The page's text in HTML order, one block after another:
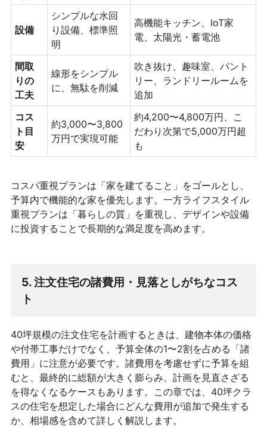
設備
シンプルな水回
り設備、標準照
明
高機能キッチン、IoT家
電、太陽光・蓄電池
間取
りの
工夫
線形をシンプル
に、無駄を削減
吹き抜け、趣味室、パント
リー、ランドリールームを
追加
コス
ト目
安
約3,000〜3,800
万円で実現可能
約4,200〜4,800万円、こ
だわり次第で5,000万円超
も
コスパ重視プランは「家を建てること」をゴールとし、
予算内で機能的な家を優先します。一方ライフスタイル
重視プランは「暮らしの質」を重視し、デザインや設備
に投資することで長期的な満足度を高めます。
5. 注文住宅の諸費用・見落としがちなコス
ト
40坪規模の注文住宅を計画するときは、建物本体の価格
や付帯工事だけでなく、予算全体の1〜2割を占める「諸
費用」に注意が必要です。諸費用を考慮せずに予算を組
むと、最終的に総額が大きく膨らみ、計画を見直さざる
を得なくなるケースもあります。この章では、40坪クラ
スの住宅を想定した場合にどんな費用が追加で発生する
か、相場感を含めて詳しく解説します。